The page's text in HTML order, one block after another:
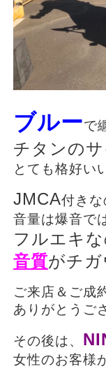
ブルーで
チタンの
とても格好い
JMCA付きな
音量は爆音で
フルエキな
音質がチガ
ご来店＆ご成
ありがとうご
その後は、
女性のお客様